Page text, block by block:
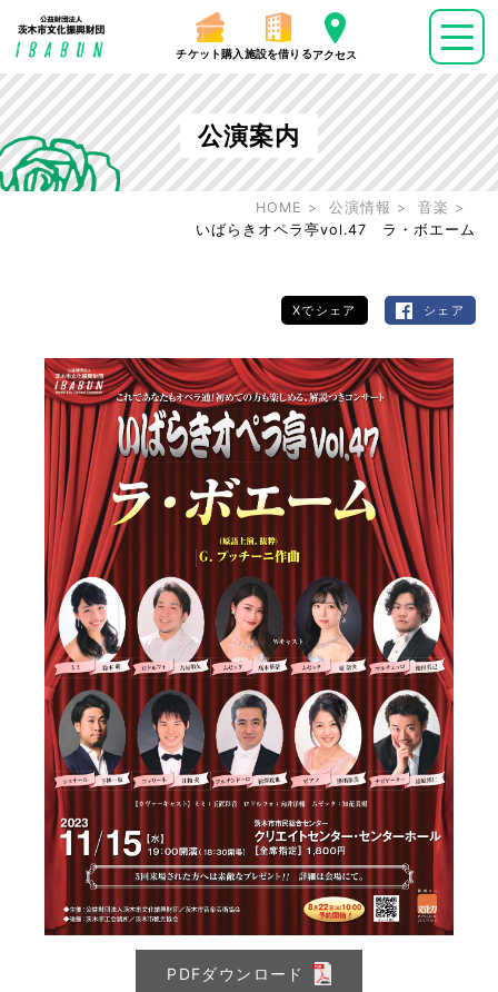
チケット購入 施設を借りるアクセス
公演案内
HOME 公演情報
音楽
いばらきオペラ亭vol.47 ラ・ボエーム
Xでシェア シェア
PDFダウンロード